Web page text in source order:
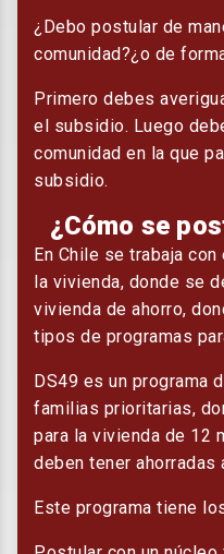
Modelaciones
Vínculos Externos
¿Debo postular de
comunidad?¿o de
Primero debes
el subsidio. Luego
comunidad en la que
subsidio.
¿Cómo se
En Chile se trabaja
la vivienda, donde se
vivienda de ahorro,
tipos de programas
DS49 es un programa
familias prioritarias,
para la vivienda de 12
deben tener ahorradas
Este programa tiene